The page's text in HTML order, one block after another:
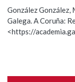
BUSCAR NO
Nas definicións
Nome
González González,
Galega. A Coruña:
<https://